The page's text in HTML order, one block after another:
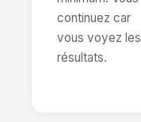
continuez car
vous voyez les
résultats.